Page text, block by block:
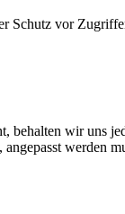
Schutz vor
behalten wir uns
werden